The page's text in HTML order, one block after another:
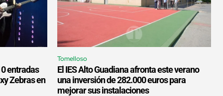
entradas
Zebras en
Tomelloso
El IES Alto Guadiana afronta este verano
una inversión de 282.000 euros para
mejorar sus instalaciones